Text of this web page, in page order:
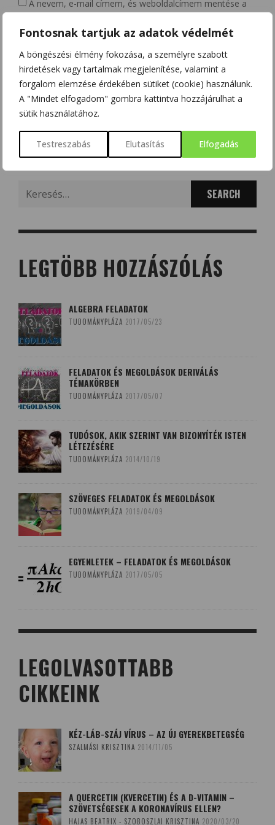
Fontosnak tartjuk az adatok védelmét
A böngészési élmény fokozása, a személyre szabott
hirdetések vagy tartalmak megjelenítése, valamint a
forgalom elemzése érdekében sütiket (cookie) használunk.
A "Mindet elfogadom" gombra kattintva hozzájárulhat a
sütik használatához.
Testreszabás Elutasítás Elfogadás
A nevem, e-mail címem, és weboldalcímem mentése a
Kérjük, adja meg a választ számjegyekkel:
1 × 3 =
LEGTÖBB HOZZÁSZÓLÁS
ALGEBRA FELADATOK
TUDOMÁNYPLÁZA 2017/05/23
FELADATOK ÉS MEGOLDÁSOK DERIVÁLÁS
TÉMAKÖRBEN
TUDOMÁNYPLÁZA 2017/05/07
TUDÓSOK, AKIK SZERINT VAN BIZONYÍTÉK ISTEN
LÉTEZÉSÉRE
TUDOMÁNYPLÁZA 2014/10/19
SZÖVEGES FELADATOK ÉS MEGOLDÁSOK
TUDOMÁNYPLÁZA 2019/04/09
EGYENLETEK – FELADATOK ÉS MEGOLDÁSOK
TUDOMÁNYPLÁZA 2017/05/05
LEGOLVASOTTABB
CIKKEINK
KÉZ-LÁB-SZÁJ VÍRUS – AZ ÚJ GYEREKBETEGSÉG
SZALMÁSI KRISZTINA 2014/11/05
A QUERCETIN (KVERCETIN) ÉS A D-VITAMIN –
SZÖVETSÉGESEK A KORONAVÍRUS ELLEN?
HAJAS BEATRIX - SZOBOSZLAI KRISZTINA 2020/03/20